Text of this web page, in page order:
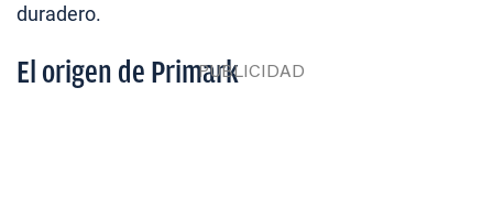
duradero.
El origen de Primark